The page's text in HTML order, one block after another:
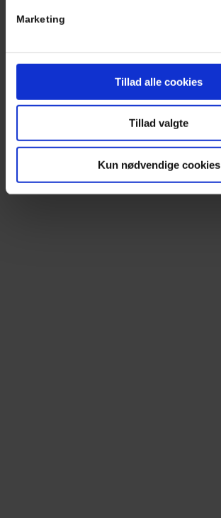
Marketing
Tillad alle cookies
Tillad valgte
Kun nødvendige cookies